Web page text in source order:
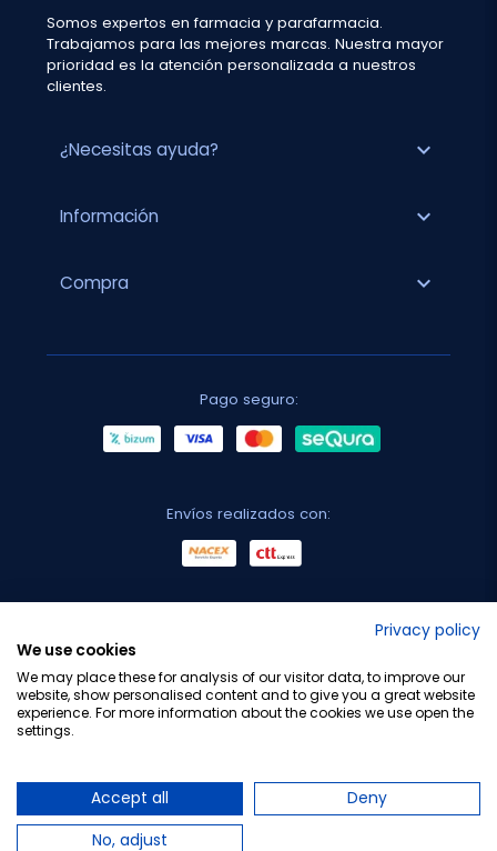
Somos expertos en farmacia y parafarmacia.
Trabajamos para las mejores marcas. Nuestra mayor
prioridad es la atención personalizada a nuestros
clientes.
¿Necesitas ayuda? expand_more
Información expand_more
Compra expand_more
Pago seguro:
Envíos realizados con:
Privacy policy
We use cookies
We may place these for analysis of our visitor data, to improve our
website, show personalised content and to give you a great website
experience. For more information about the cookies we use open the
settings.
Accept all
Deny
No, adjust